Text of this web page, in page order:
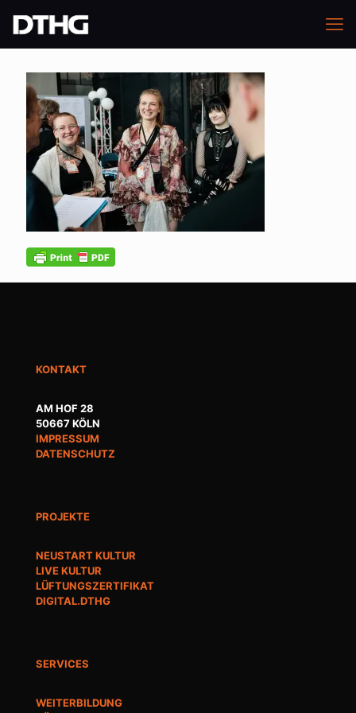
KONTAKT
AM HOF 28
50667 KÖLN
IMPRESSUM
DATENSCHUTZ
PROJEKTE
NEUSTART KULTUR
LIVE KULTUR
LÜFTUNGSZERTIFIKAT
DIGITAL.DTHG
SERVICES
WEITERBILDUNG